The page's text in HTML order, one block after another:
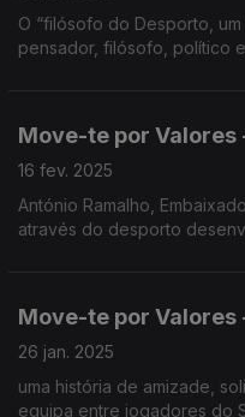
O “filósofo do Desporto,
pensador, filósofo, político
Move-te por Valores
16 fev. 2025
António Ramalho,
através do desporto
Move-te por Valores
26 jan. 2025
uma história de amizade,
equipa entre jogadores do